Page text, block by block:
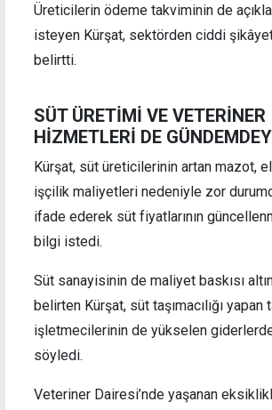
Üreticilerin ödeme takviminin de
isteyen Kürşat, sektörden ciddi
belirtti.
SÜT ÜRETİMİ VE VETERİNER
HİZMETLERİ DE
Kürşat, süt üreticilerinin artan mazot,
işçilik maliyetleri nedeniyle zor
ifade ederek süt fiyatlarının
bilgi istedi.
Süt sanayisinin de maliyet baskısı
belirten Kürşat, süt taşımacılığı yapan
işletmecilerinin de yükselen
söyledi.
Veteriner Dairesi’nde yaşanan